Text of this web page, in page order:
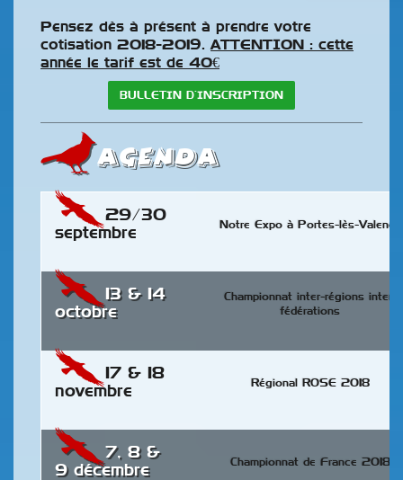
Pensez dès à présent à prendre votre
cotisation 2018-2019. ATTENTION : cette
année le tarif est de 40€
BULLETIN D’INSCRIPTION
AGENDA
29/30
septembre
Notre Expo à Portes-lès-Valence
13 & 14
octobre
Championnat inter-régions inter-
fédérations
17 & 18
novembre
Régional ROSE 2018
7, 8 &
9 décembre
Championnat de France 2018